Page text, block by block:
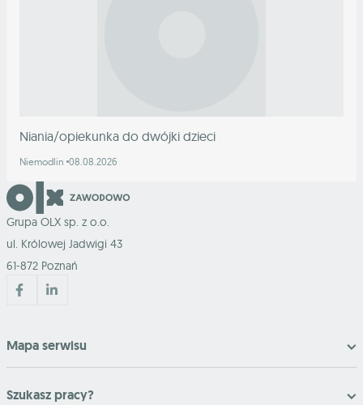
Niania/opiekunka do dwójki dzieci
Niemodlin 08.08.2026
Grupa OLX sp. z o.o.
ul. Królowej Jadwigi 43
61-872 Poznań
Mapa serwisu
Szukasz pracy?